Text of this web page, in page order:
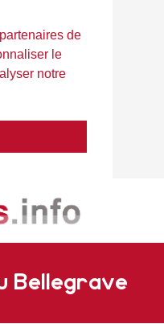
de
le
notre
Bellegrave